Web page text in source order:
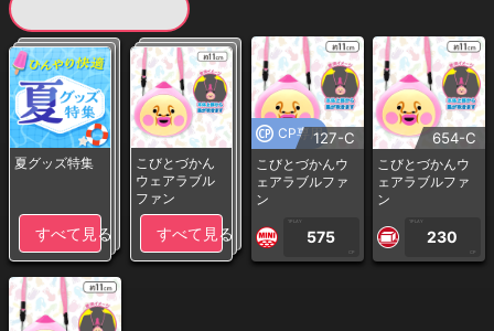
夏グッズ特集
すべて見る
こびとづかん
ウェアラブル
ファン
すべて見る
CP専用127-C
こびとづかんウ
ェアラブルファ
ン
1PLAY
575
CP
654-C
こびとづかんウ
ェアラブルファ
ン
1PLAY
230
CP